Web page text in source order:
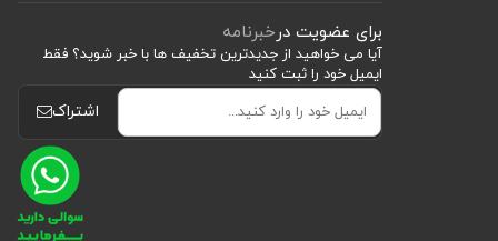
برای عضویت درخبرنامه
آیا می خواهید از جدید‌ترین تخفیف‌ ها با‌ خبر شوید؟ فقط
ایمیل خود را ثبت کنید
اشتراک